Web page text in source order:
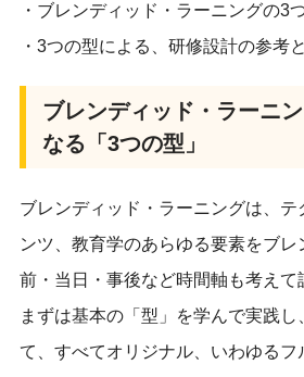
・ブレンディッド・ラーニングの3
・3つの型による、研修設計の参考
ブレンディッド・ラーニ
なる「3つの型」
ブレンディッド・ラーニングは、テ
ンツ、教育学のあらゆる要素をブ
前・当日・事後など時間軸も考えて
まずは基本の「型」を学んで実践し
て、すべてオリジナル、いわゆる